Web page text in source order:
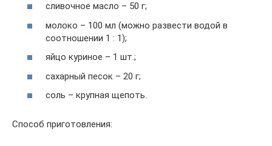
сливочное масло – 50 г;
молоко – 100 мл (можно развести водой в
соотношении 1 : 1);
яйцо куриное – 1 шт.;
сахарный песок – 20 г;
соль – крупная щепоть.
Способ приготовления: